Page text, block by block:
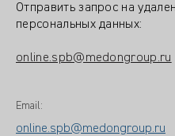
Отправить запрос на
персональных данных:
online.spb@medongroup.ru
Email:
online.spb@medongroup.ru